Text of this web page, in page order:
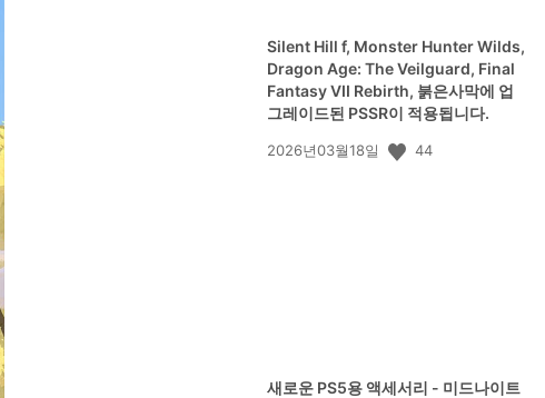
Silent Hill f, Monster Hunter Wilds,
Dragon Age: The Veilguard, Final
Fantasy VII Rebirth, 붉은사막에 업
그레이드된 PSSR이 적용됩니다.
공
2026년03월18일 44
새로운 PS5용 액세서리 - 미드나이트